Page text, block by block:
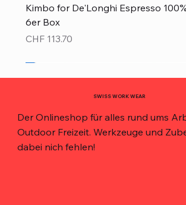
Kimbo for De'Longhi Espresso
6er Box
Preis
CHF 113.70
SWISS WORK WEAR
Der Onlineshop für alles rund ums
Outdoor Freizeit. Werkzeuge und
dabei nich fehlen!